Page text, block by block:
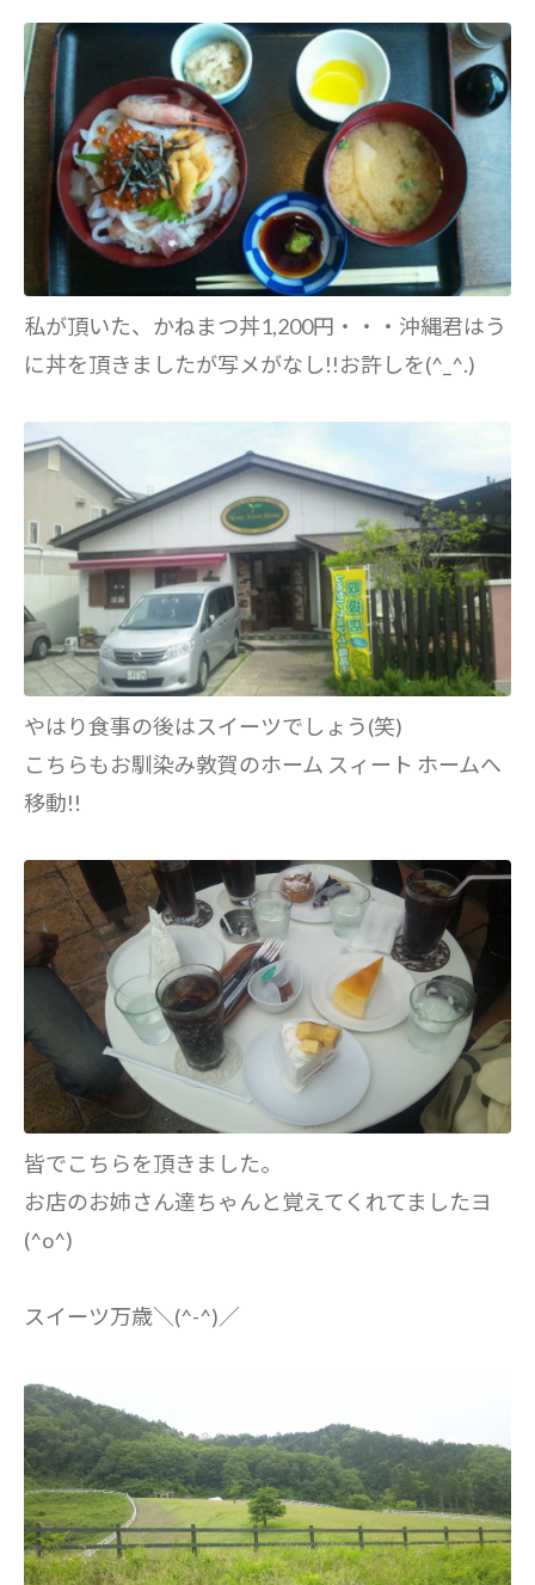
私が頂いた、かねまつ丼1,200円・・・沖縄君はう
に丼を頂きましたが写メがなし!!お許しを(^_^.)
やはり食事の後はスイーツでしょう(笑)
こちらもお馴染み敦賀のホーム スィート ホームへ
移動!!
皆でこちらを頂きました。
お店のお姉さん達ちゃんと覚えてくれてましたヨ
(^o^)
スイーツ万歳＼(^-^)／